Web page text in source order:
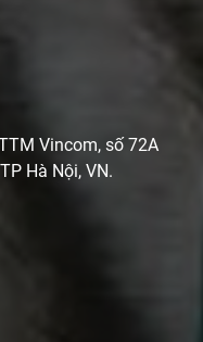
Vincom, số 72A
Hà Nội, VN.